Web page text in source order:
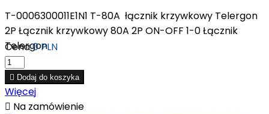
T-0006300011E1N1 T-80A łącznik krzywkowy Telergon
2P Łącznik krzywkowy 80A 2P ON-OFF 1-0 Łącznik
Telergon
Cena0 PLN
 Dodaj do koszyka
Więcej
 Na zamówienie